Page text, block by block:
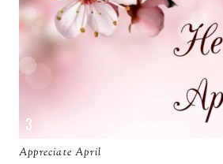
Appreciate April